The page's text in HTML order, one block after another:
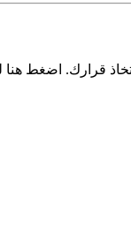
قرارك. اضغط هنا